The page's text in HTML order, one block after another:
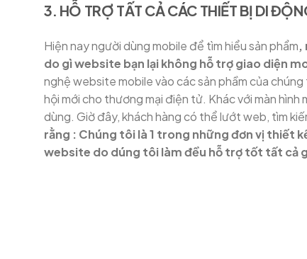
3. HỖ TRỢ TẤT CẢ CÁC THIẾT BỊ DI
Hiện nay người dùng mobile để tìm hiểu sản phẩm,
do gì website bạn lại không hỗ trợ giao diện
nghệ website mobile vào các sản phầm của
hội mới cho thương mại điện tử. Khác với màn hình
dùng. Giờ đây, khách hàng có thể lướt web, tìm
rằng : Chúng tôi là 1 trong những đơn vị thiết
website do dúng tôi làm đều hỗ trợ tốt tất cả